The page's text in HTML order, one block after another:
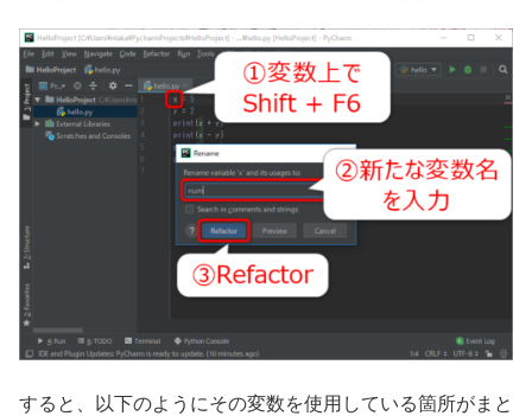
すると、以下のようにその変数を使用している箇所がまと